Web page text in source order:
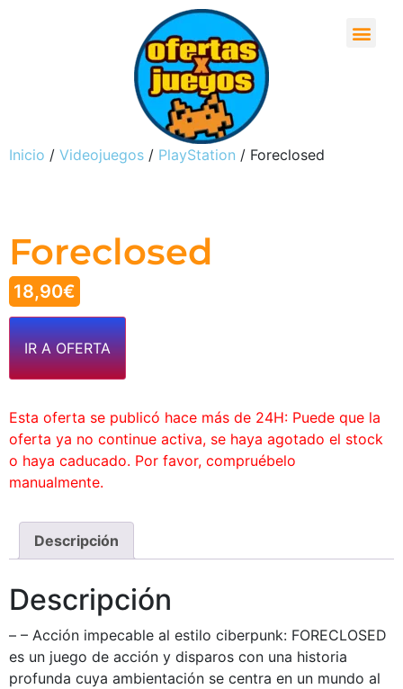
Inicio / Videojuegos / PlayStation / Foreclosed
Foreclosed
18,90€
IR A OFERTA
Esta oferta se publicó hace más de 24H: Puede que la
oferta ya no continue activa, se haya agotado el stock
o haya caducado. Por favor, compruébelo
manualmente.
Descripción
Descripción
– – Acción impecable al estilo ciberpunk: FORECLOSED
es un juego de acción y disparos con una historia
profunda cuya ambientación se centra en un mundo al